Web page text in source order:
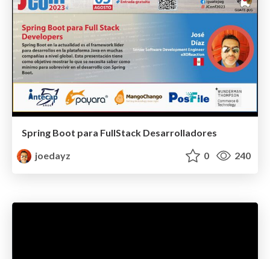
Spring Boot para FullStack Desarrolladores
joedayz
0 240